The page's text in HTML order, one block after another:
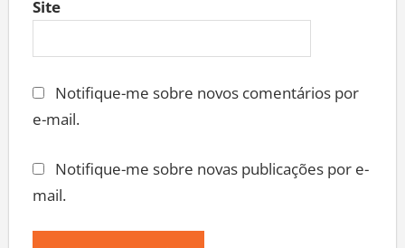
Site
Notifique-me sobre novos comentários por
e-mail.
Notifique-me sobre novas publicações por e-
mail.